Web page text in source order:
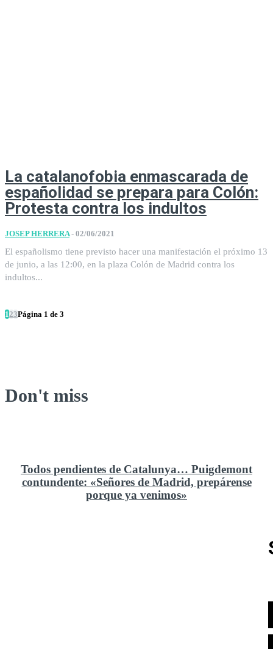
La catalanofobia enmascarada de
españolidad se prepara para Colón:
Protesta contra los indultos
JOSEP HERRERA - 02/06/2021
El españolismo tiene previsto hacer una manifestación el próximo 13
de junio, a las 12:00, en la plaza Colón de Madrid contra los
indultos...
1 23Página 1 de 3
Don't miss
Todos pendientes de Catalunya… Puigdemont
contundente: «Señores de Madrid, prepárense
porque ya venimos»